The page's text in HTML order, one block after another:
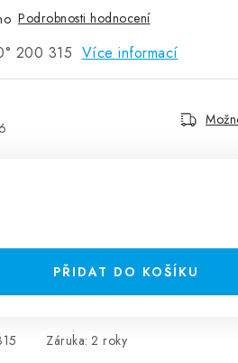
Podrobnosti hodnocení
200 315 Více informací
PŘIDAT DO KOŠÍKU
Záruka: 2 roky